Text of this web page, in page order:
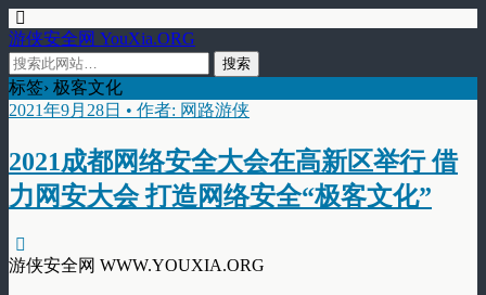
游侠安全网 YouXia.ORG
标签› 极客文化
2021年9月28日 • 作者: 网路游侠
2021成都网络安全大会在高新区举行 借
力网安大会 打造网络安全“极客文化”
游侠安全网 WWW.YOUXIA.ORG